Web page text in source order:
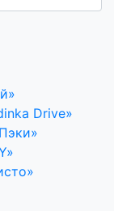
Drive»